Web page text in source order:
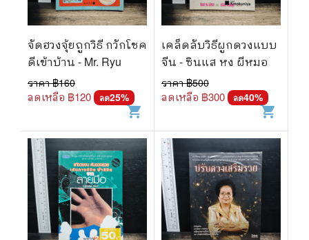
จัดฮวงจุ้ยถูกวิธี กวักโชค
ดีเข้าบ้าน - Mr. Ryu
ราคา ฿160
ลดเหลือ ฿120 ลด25%
shopping_cart
เคล็ดลับวิธีผูกดวงแบบ
จีน - ซินแส หง ผีหมอ
ราคา ฿500
ลดเหลือ ฿300 ลด40%
shopping_cart